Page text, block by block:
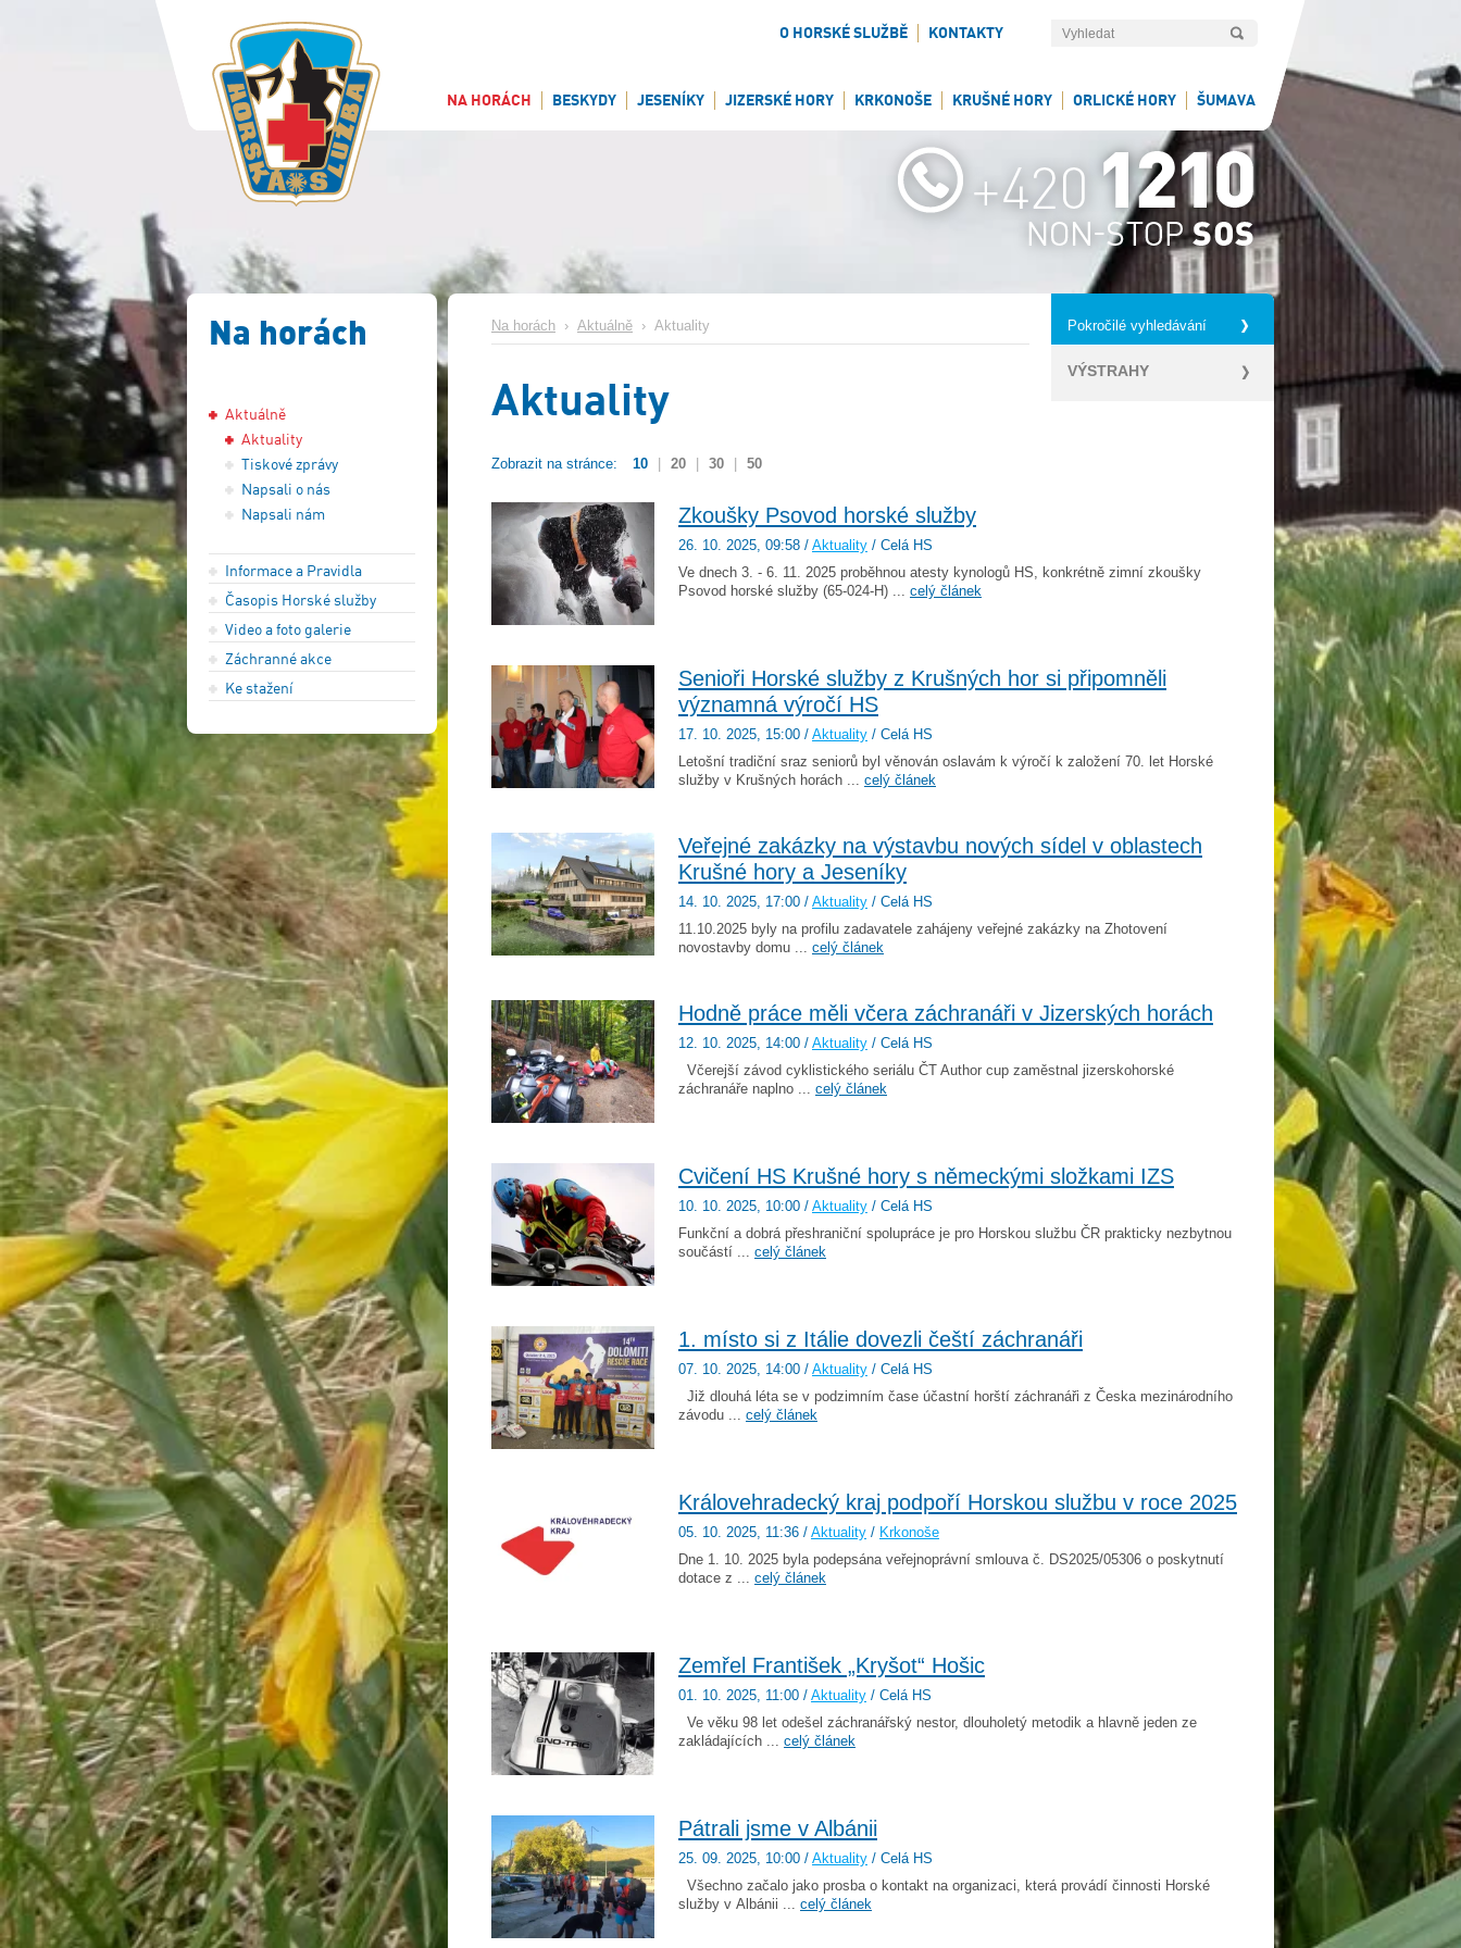
O HORSKÉ SLUŽBĚ KONTAKTY
NA HORÁCH BESKYDY JESENÍKY JIZERSKÉ HORY KRKONOŠE KRUŠNÉ HORY ORLICKÉ HORY ŠUMAVA
Na horách
Aktuálně
Aktuality
Tiskové zprávy
Napsali o nás
Napsali nám
Informace a Pravidla
Časopis Horské služby
Video a foto galerie
Záchranné akce
Ke stažení
Pokročilé vyhledávání
VÝSTRAHY
Na horách › Aktuálně › Aktuality
Aktuality
Zobrazit na stránce: 10 20 30 50
Zkoušky Psovod horské služby
26. 10. 2025, 09:58 / Aktuality / Celá HS
Ve dnech 3. - 6. 11. 2025 proběhnou atesty kynologů HS, konkrétně zimní zkoušky
Psovod horské služby (65-024-H) ... celý článek
Senioři Horské služby z Krušných hor si připomněli
významná výročí HS
17. 10. 2025, 15:00 / Aktuality / Celá HS
Letošní tradiční sraz seniorů byl věnován oslavám k výročí k založení 70. let Horské
služby v Krušných horách ... celý článek
Veřejné zakázky na výstavbu nových sídel v oblastech
Krušné hory a Jeseníky
14. 10. 2025, 17:00 / Aktuality / Celá HS
11.10.2025 byly na profilu zadavatele zahájeny veřejné zakázky na Zhotovení
novostavby domu ... celý článek
Hodně práce měli včera záchranáři v Jizerských horách
12. 10. 2025, 14:00 / Aktuality / Celá HS
Včerejší závod cyklistického seriálu ČT Author cup zaměstnal jizerskohorské
záchranáře naplno ... celý článek
Cvičení HS Krušné hory s německými složkami IZS
10. 10. 2025, 10:00 / Aktuality / Celá HS
Funkční a dobrá přeshraniční spolupráce je pro Horskou službu ČR prakticky nezbytnou
součástí ... celý článek
1. místo si z Itálie dovezli čeští záchranáři
07. 10. 2025, 14:00 / Aktuality / Celá HS
Již dlouhá léta se v podzimním čase účastní horští záchranáři z Česka mezinárodního
závodu ... celý článek
Královehradecký kraj podpoří Horskou službu v roce 2025
05. 10. 2025, 11:36 / Aktuality / Krkonoše
Dne 1. 10. 2025 byla podepsána veřejnoprávní smlouva č. DS2025/05306 o poskytnutí
dotace z ... celý článek
Zemřel František „Kryšot“ Hošic
01. 10. 2025, 11:00 / Aktuality / Celá HS
Ve věku 98 let odešel záchranářský nestor, dlouholetý metodik a hlavně jeden ze
zakládajících ... celý článek
Pátrali jsme v Albánii
25. 09. 2025, 10:00 / Aktuality / Celá HS
Všechno začalo jako prosba o kontakt na organizaci, která provádí činnosti Horské
služby v Albánii ... celý článek